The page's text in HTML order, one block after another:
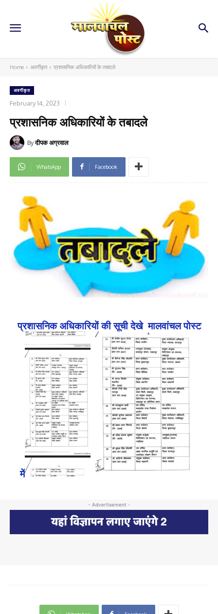
Home अवर्गीकृत प्रशासनिक अधिकारियों के तबादले
अवर्गीकृत
February 14, 2023
प्रशासनिक अधिकारियों के तबादले
Byदीपक अग्रवाल
WhatsApp Facebook
प्रशासनिक अधिकारियों की सूची देखे मालवांचल पोस्ट
में
- Advertisement -